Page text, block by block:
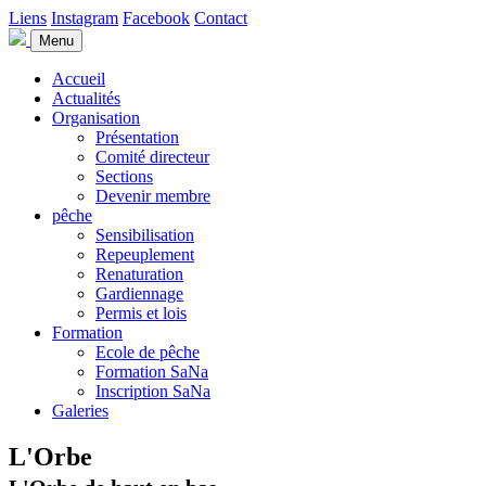
Liens Instagram Facebook Contact
Menu
Accueil
Actualités
Organisation
Présentation
Comité directeur
Sections
Devenir membre
pêche
Sensibilisation
Repeuplement
Renaturation
Gardiennage
Permis et lois
Formation
Ecole de pêche
Formation SaNa
Inscription SaNa
Galeries
L'Orbe